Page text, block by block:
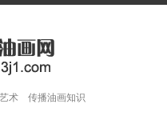
术 传播油画知识